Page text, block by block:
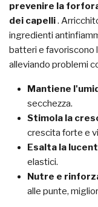
prevenire la
dei capelli.
ingredienti
batteri e favoriscono
alleviando problemi
Mantiene
secchezza.
Stimola la
crescita forte e
Esalta la
elastici.
Nutre e
alle punte,